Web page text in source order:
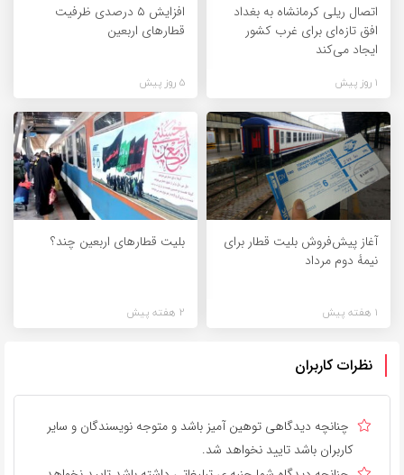
اتصال ریلی کرمانشاه به بغداد
افق تازه‌ای برای غرب کشور
ایجاد می‌کند
1 روز پیش
افزایش ۵ درصدی ظرفیت
قطارهای اربعین
5 روز پیش
آغاز پیش‌فروش بلیت قطار برای
نیمۀ دوم مرداد
1 هفته پیش
بلیت قطارهای اربعین چند؟
2 هفته پیش
نظرات کاربران
چنانچه دیدگاهی توهین آمیز باشد و متوجه نویسندگان و سایر
کاربران باشد تایید نخواهد شد.